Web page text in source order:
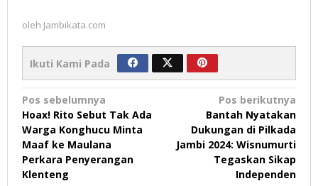
oleh Jambikata.com
Ikuti Kami Pada
Navigasi
pos
Pos sebelumnya
Hoax! Rito Sebut Tak Ada
Warga Konghucu Minta
Maaf ke Maulana
Perkara Penyerangan
Klenteng
Pos berikutnya
Bantah Nyatakan
Dukungan di Pilkada
Jambi 2024: Wisnumurti
Tegaskan Sikap
Independen